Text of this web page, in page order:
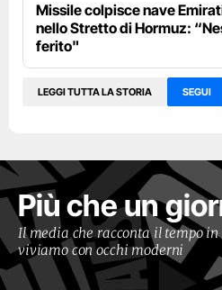
Missile colpisce nave
nello Stretto di Hormuz:
ferito"
LEGGI TUTTA LA STORIA SEGUI
Più che un
Il media che racconta il tempo in
viviamo con occhi moderni